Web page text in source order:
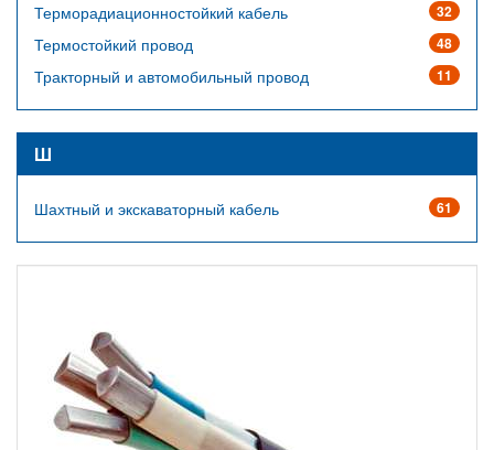
32
Терморадиационностойкий кабель
48
Термостойкий провод
11
Тракторный и автомобильный провод
Ш
61
Шахтный и экскаваторный кабель